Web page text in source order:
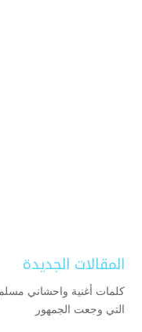
المقالات الجديدة
كلمات أغنية واحشاني
التي وجعت الجمهور